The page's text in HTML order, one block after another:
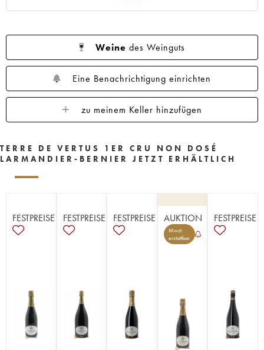
Weine des Weinguts
Eine Benachrichtigung einrichten
zu meinem Keller hinzufügen
TERRE DE VERTUS 1ER CRU NON DOSÉ
LARMANDIER-BERNIER JETZT ERHÄLTLICH
FESTPREISE FESTPREISE FESTPREISE AUKTION
Mwst.
erstattbar
FESTPREISE